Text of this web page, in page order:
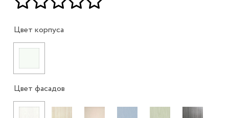
Цвет корпуса
Цвет фасадов